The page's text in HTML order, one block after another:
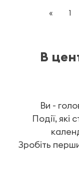
« 1
В
Ви -
Події,
Зробіть